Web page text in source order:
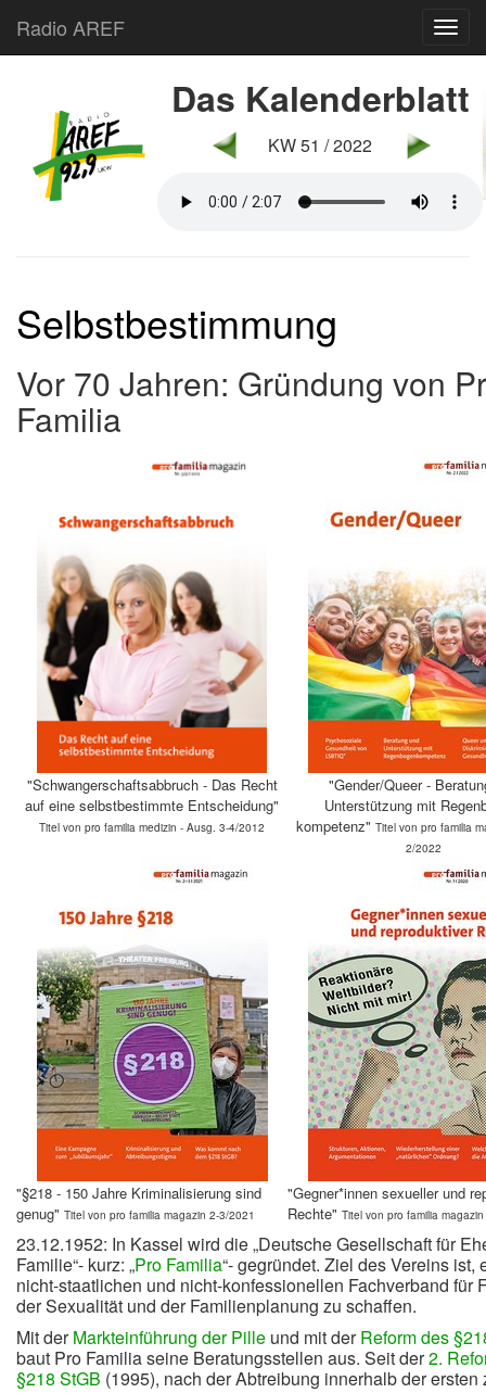
Radio AREF
Das Kalenderblatt
KW 51 / 2022
Selbstbestimmung
Vor 70 Jahren: Gründung von
Familia
"Schwangerschaftsabbruch - Das Recht
auf eine selbstbestimmte Entscheidung"
Titel von pro familia medizin - Ausg. 3-4/2012
"Gender/Queer -
Unterstützung mit
kompetenz" Titel von pro familia
2/2022
"§218 - 150 Jahre Kriminalisierung sind
genug" Titel von pro familia magazin 2-3/2021
"Gegner*innen sexueller und
Rechte" Titel von pro familia
23.12.1952: In Kassel wird die „Deutsche Gesellschaft für
Familie“- kurz: „Pro Familia“- gegründet. Ziel des Vereins ist,
nicht-staatlichen und nicht-konfessionellen Fachverband für
der Sexualität und der Familienplanung zu schaffen.
Mit derMarkteinführung der Pille und mit derReform des
baut Pro Familia seine Beratungsstellen aus. Seit der2.
§218 StGB (1995), nach der Abtreibung innerhalb der ersten